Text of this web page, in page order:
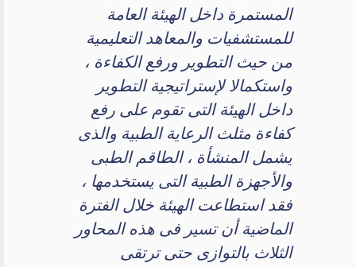
المستمرة داخل الهيئة العامة
للمستشفيات والمعاهد التعليمية
من حيث التطوير ورفع الكفاءة ،
واستكمالا لإستراتيجية التطوير
داخل الهيئة التى تقوم على رفع
كفاءة مثلث الرعاية الطبية والذى
يشمل المنشأة ، الطاقم الطبى
والأجهزة الطبية التى يستخدمها ،
فقد استطاعت الهيئة خلال الفترة
الماضية أن تسير فى هذه المحاور
الثلاث بالتوازى حتى ترتقى